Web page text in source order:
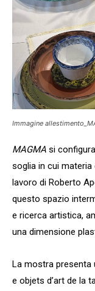
Immagine
MAGMA si
soglia in cui materia
lavoro di Roberto
questo spazio
e ricerca artistica,
una dimensione
La mostra presenta
e objets d’art de la